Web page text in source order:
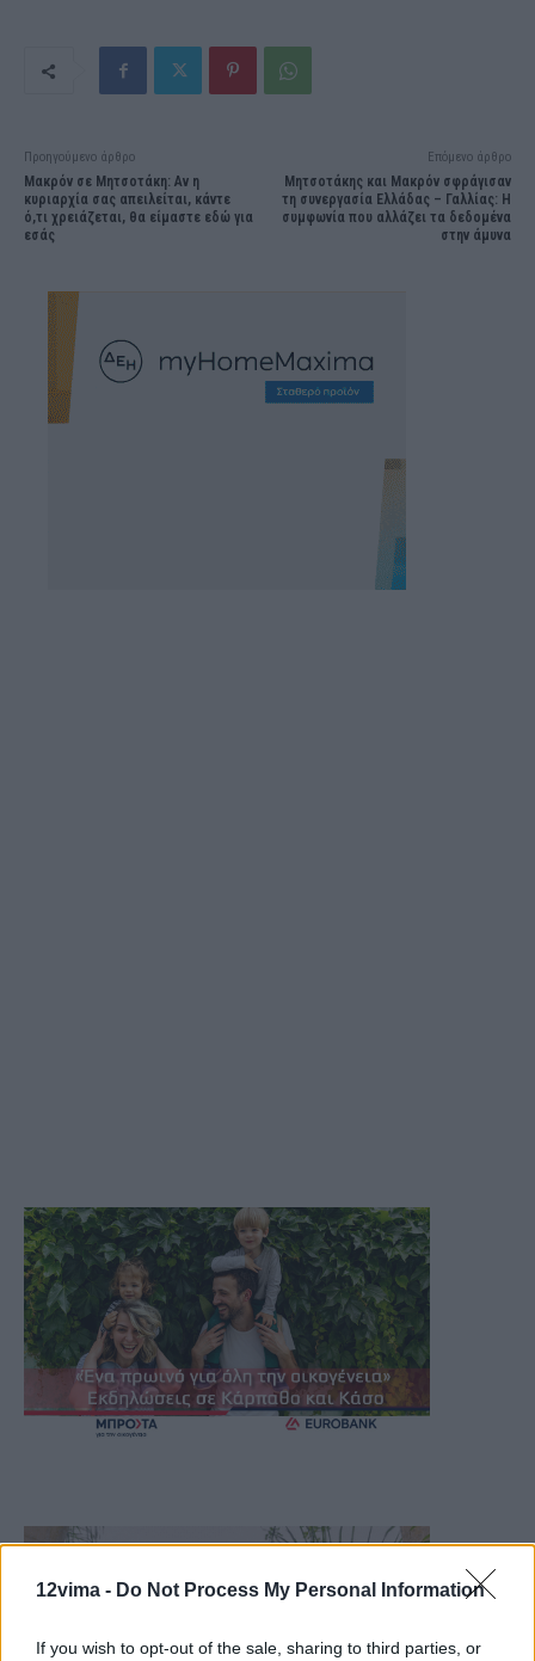
12vima - Do Not Process My Personal Information
If you wish to opt-out of the sale, sharing to third parties, or
Προηγούμενο άρθρο
Μακρόν σε Μητσοτάκη: Αν η
κυριαρχία σας απειλείται, κάντε
ό,τι χρειάζεται, θα είμαστε εδώ για
εσάς
Επόμενο άρθρο
Μητσοτάκης και Μακρόν σφράγισαν
τη συνεργασία Ελλάδας – Γαλλίας: Η
συμφωνία που αλλάζει τα δεδομένα
στην άμυνα